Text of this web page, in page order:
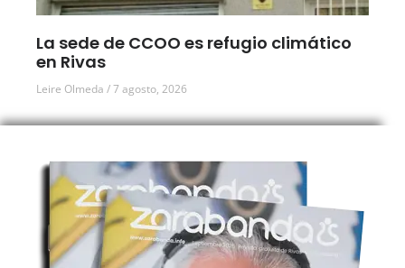
La sede de CCOO es refugio climático
en Rivas
Leire Olmeda 7 agosto, 2026